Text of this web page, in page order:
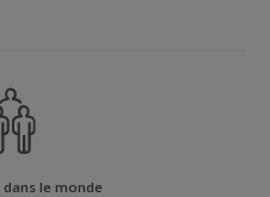
le monde